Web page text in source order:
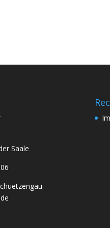
Saale